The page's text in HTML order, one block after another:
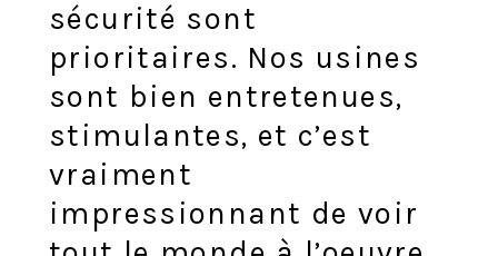
sécurité sont
prioritaires. Nos usines
sont bien entretenues,
stimulantes, et c’est
vraiment
impressionnant de voir